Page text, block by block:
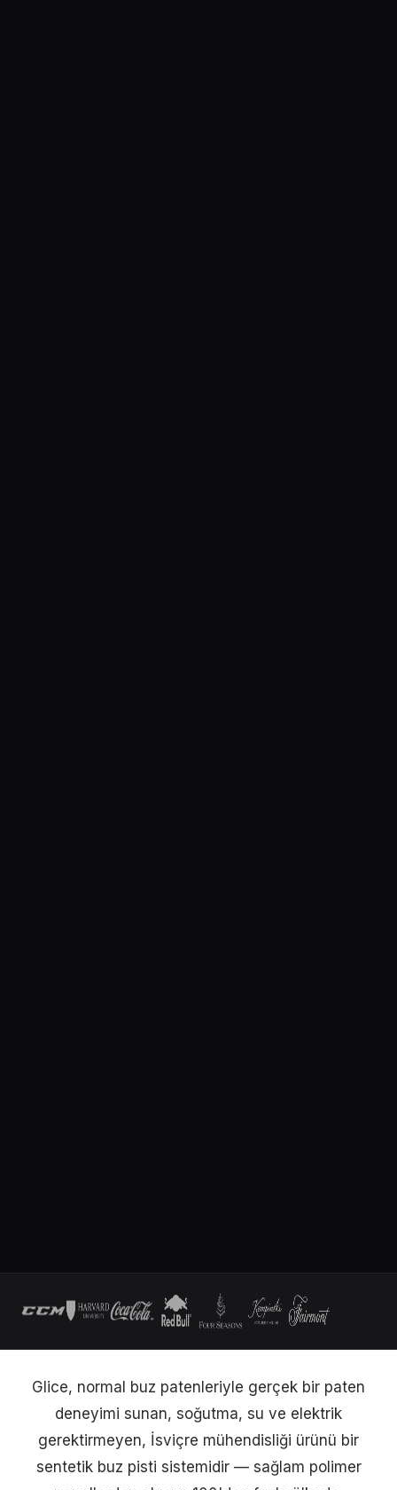
Glice, normal buz patenleriyle gerçek bir paten
deneyimi sunan, soğutma, su ve elektrik
gerektirmeyen, İsviçre mühendisliği ürünü bir
sentetik buz pisti sistemidir — sağlam polimer